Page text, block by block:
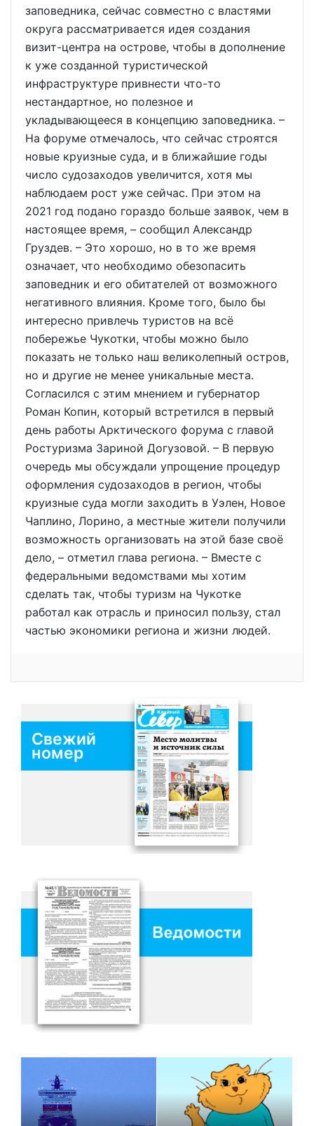
заповедника, сейчас совместно с властями
округа рассматривается идея создания
визит-центра на острове, чтобы в дополнение
к уже созданной туристической
инфраструктуре привнести что-то
нестандартное, но полезное и
укладывающееся в концепцию заповедника. –
На форуме отмечалось, что сейчас строятся
новые круизные суда, и в ближайшие годы
число судозаходов увеличится, хотя мы
наблюдаем рост уже сейчас. При этом на
2021 год подано гораздо больше заявок, чем в
настоящее время, – сообщил Александр
Груздев. – Это хорошо, но в то же время
означает, что необходимо обезопасить
заповедник и его обитателей от возможного
негативного влияния. Кроме того, было бы
интересно привлечь туристов на всё
побережье Чукотки, чтобы можно было
показать не только наш великолепный остров,
но и другие не менее уникальные места.
Согласился с этим мнением и губернатор
Роман Копин, который встретился в первый
день работы Арктического форума с главой
Ростуризма Зариной Догузовой. – В первую
очередь мы обсуждали упрощение процедур
оформления судозаходов в регион, чтобы
круизные суда могли заходить в Уэлен, Новое
Чаплино, Лорино, а местные жители получили
возможность организовать на этой базе своё
дело, – отметил глава региона. – Вместе с
федеральными ведомствами мы хотим
сделать так, чтобы туризм на Чукотке
работал как отрасль и приносил пользу, стал
частью экономики региона и жизни людей.
Свежий
номер